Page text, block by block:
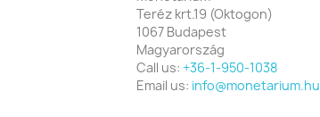
Teréz krt.19 (Oktogon)
1067 Budapest
Magyarország
Call us: +36-1-950-1038
Email us: info@monetarium.hu